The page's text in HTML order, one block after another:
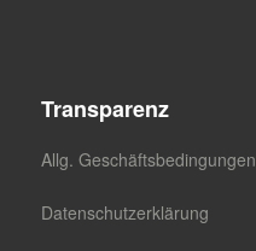
Transparenz
Allg. Geschäftsbedingungen
Datenschutzerklärung